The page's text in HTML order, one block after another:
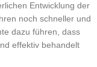
Entwicklung der
noch schneller und
dazu führen, dass
effektiv behandelt